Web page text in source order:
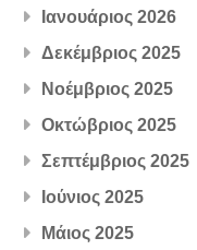
Ιανουάριος 2026
Δεκέμβριος 2025
Νοέμβριος 2025
Οκτώβριος 2025
Σεπτέμβριος 2025
Ιούνιος 2025
Μάιος 2025